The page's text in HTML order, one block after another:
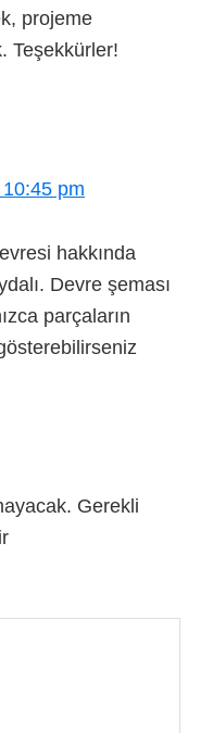
projeme
Teşekkürler!
pm
hakkında
Devre şeması
parçaların
gösterebilirseniz
Gerekli